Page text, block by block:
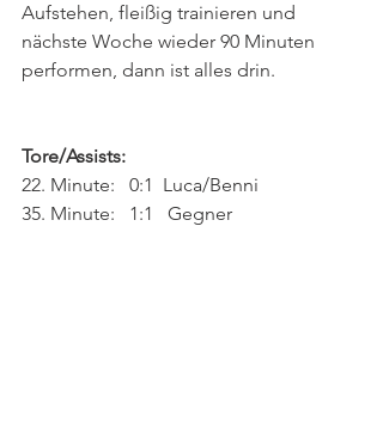
Aufstehen, fleißig trainieren und
nächste Woche wieder 90 Minuten
performen, dann ist alles drin.
Tore/Assists:
22. Minute:   0:1  Luca/Benni
35. Minute:   1:1   Gegner